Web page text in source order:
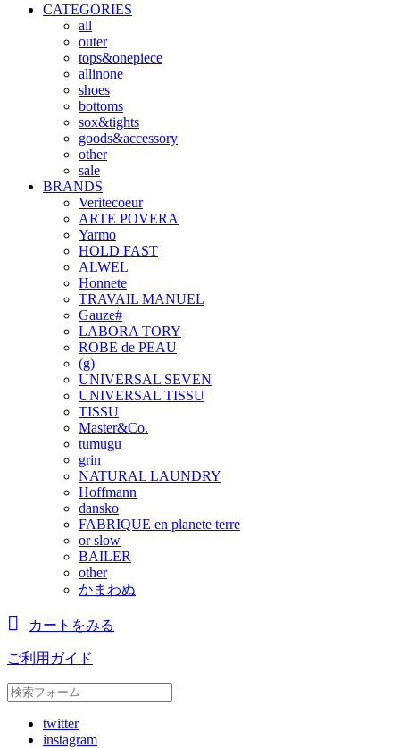
CATEGORIES
all
outer
tops&onepiece
allinone
shoes
bottoms
sox&tights
goods&accessory
other
sale
BRANDS
Veritecoeur
ARTE POVERA
Yarmo
HOLD FAST
ALWEL
Honnete
TRAVAIL MANUEL
Gauze#
LABORA TORY
ROBE de PEAU
(g)
UNIVERSAL SEVEN
UNIVERSAL TISSU
TISSU
Master&Co.
tumugu
grin
NATURAL LAUNDRY
Hoffmann
dansko
FABRIQUE en planete terre
or slow
BAILER
other
かまわぬ
カートをみる
ご利用ガイド
twitter
instagram